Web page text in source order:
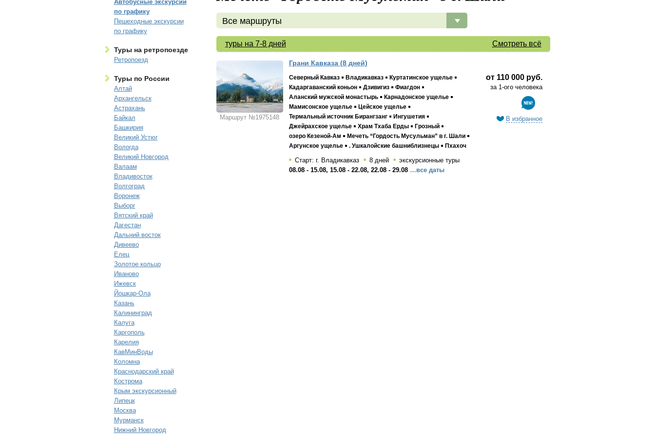
Автобусные экскурсии
по графику
Пешеходные экскурсии
по графику
Туры на ретропоезде
Ретропоезд
Туры по России
Алтай
Архангельск
Астрахань
Байкал
Башкирия
Великий Устюг
Вологда
Великий Новгород
Валаам
Владивосток
Волгоград
Воронеж
Выборг
Вятский край
Дагестан
Дальний восток
Дивеево
Елец
Золотое кольцо
Иваново
Ижевск
Йошкар-Ола
Казань
Калининград
Калуга
Каргополь
Карелия
КавМинВоды
Коломна
Краснодарский край
Кострома
Крым экскурсионный
Липецк
Москва
Мурманск
Нижний Новгород
Все маршруты
туры на 7-8 дней Смотреть всё
Маршрут №1975148
Грани Кавказа (8 дней)
Северный Кавказ Владикавказ
Куртатинское ущелье
Кадаргаванский коньон
Дзивигиз
Фиагдон
Аланский мужской монастырь
Карнадонское ущелье
Мамисонское ущелье
Цейское ущелье
Термальный источник Бирангзанг
Ингушетия
Джейрахское ущелье
Храм Тхаба Ерды
Грозный
озеро Кезеной-Ам
Мечеть “Гордость Мусульман” в г. Шали
Аргунское ущелье
. Ушкалойские башниблизнецы Пхахоч
Старт: г. Владикавказ 8 дней
экскурсионные туры
08.08 - 15.08, 15.08 - 22.08, 22.08 - 29.08 …все даты
от 110 000 руб.
за 1-ого человека
В избранное